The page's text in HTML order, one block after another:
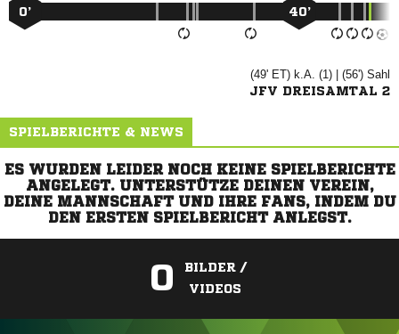
0’ 40’
(49' ET) k.A. (1) | (56') 
JFV DREISAMTAL 2
SPIELBERICHTE & NEWS
ES WURDEN LEIDER NOCH KEINE SPIELBERICHTE
ANGELEGT. UNTERSTÜTZE DEINEN VEREIN,
DEINE MANNSCHAFT UND IHRE FANS, INDEM DU
DEN ERSTEN SPIELBERICHT ANLEGST.
0
BILDER /
VIDEOS